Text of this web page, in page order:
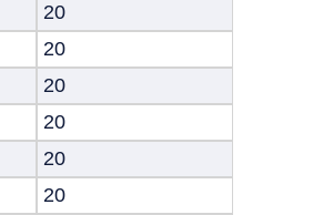
20
20
20
20
20
20